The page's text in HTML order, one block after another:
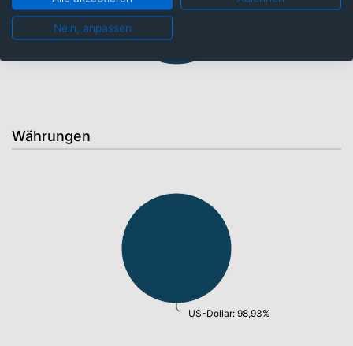
mittlere Laufzeiten: 30,93%
Währungen
US-Dollar: 98,93%
Nein, anpassen